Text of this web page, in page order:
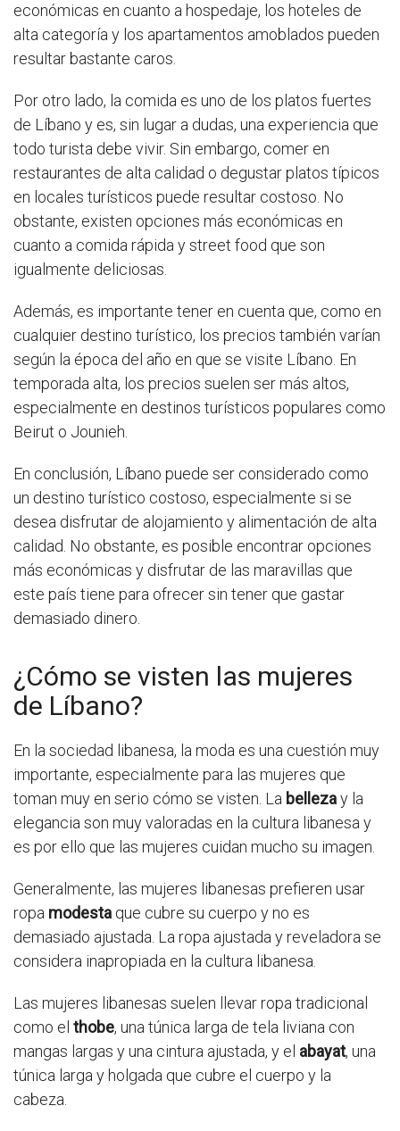
económicas en cuanto a hospedaje, los hoteles de
alta categoría y los apartamentos amoblados pueden
resultar bastante caros.
Por otro lado, la comida es uno de los platos fuertes
de Líbano y es, sin lugar a dudas, una experiencia que
todo turista debe vivir. Sin embargo, comer en
restaurantes de alta calidad o degustar platos típicos
en locales turísticos puede resultar costoso. No
obstante, existen opciones más económicas en
cuanto a comida rápida y street food que son
igualmente deliciosas.
Además, es importante tener en cuenta que, como en
cualquier destino turístico, los precios también varían
según la época del año en que se visite Líbano. En
temporada alta, los precios suelen ser más altos,
especialmente en destinos turísticos populares como
Beirut o Jounieh.
En conclusión, Líbano puede ser considerado como
un destino turístico costoso, especialmente si se
desea disfrutar de alojamiento y alimentación de alta
calidad. No obstante, es posible encontrar opciones
más económicas y disfrutar de las maravillas que
este país tiene para ofrecer sin tener que gastar
demasiado dinero.
¿Cómo se visten las mujeres
de Líbano?
En la sociedad libanesa, la moda es una cuestión muy
importante, especialmente para las mujeres que
toman muy en serio cómo se visten. La bellezay la
elegancia son muy valoradas en la cultura libanesa y
es por ello que las mujeres cuidan mucho su imagen.
Generalmente, las mujeres libanesas prefieren usar
ropa modesta que cubre su cuerpo y no es
demasiado ajustada. La ropa ajustada y reveladora se
considera inapropiada en la cultura libanesa.
Las mujeres libanesas suelen llevar ropa tradicional
como el thobe, una túnica larga de tela liviana con
mangas largas y una cintura ajustada, y el abayat, una
túnica larga y holgada que cubre el cuerpo y la
cabeza.